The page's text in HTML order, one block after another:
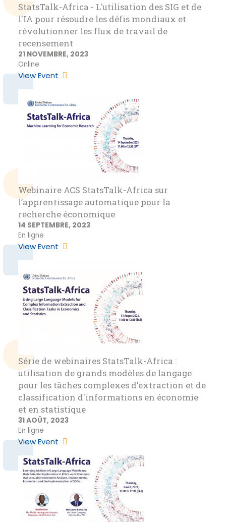
StatsTalk-Africa - L'utilisation des SIG et de
l'IA pour résoudre les défis mondiaux et
révolutionner les flux de travail de
recensement
21 NOVEMBRE, 2023
Online
View Event
Webinaire ACS StatsTalk-Africa sur
l’apprentissage automatique pour la
recherche économique
14 SEPTEMBRE, 2023
En ligne
View Event
Série de webinaires StatsTalk-Africa :
utilisation de grands modèles de langage
pour les tâches complexes d'extraction et de
classification d'informations en économie
et en statistique
31 AOÛT, 2023
En ligne
View Event